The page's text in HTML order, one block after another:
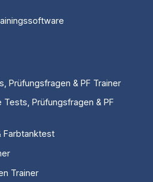
Prüfungsfragen & PF Trainer
Tests, Prüfungsfragen & PF
Farbtanktest
Trainer